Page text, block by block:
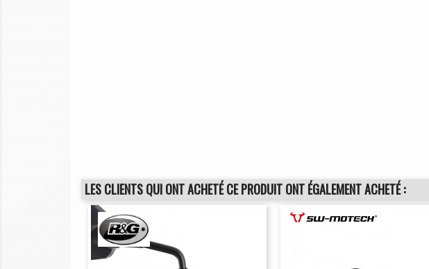
LES CLIENTS QUI ONT ACHETÉ CE PRODUIT ONT ÉGALEMENT ACHETÉ :